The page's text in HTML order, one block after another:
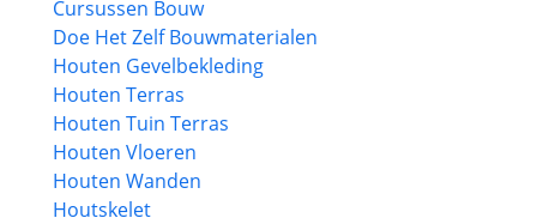
Cursussen Bouw
Doe Het Zelf Bouwmaterialen
Houten Gevelbekleding
Houten Terras
Houten Tuin Terras
Houten Vloeren
Houten Wanden
Houtskelet